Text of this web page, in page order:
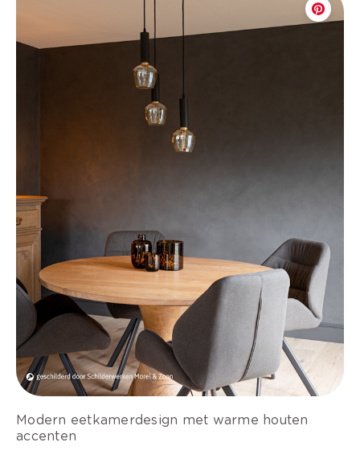
Modern eetkamerdesign met warme houten
accenten